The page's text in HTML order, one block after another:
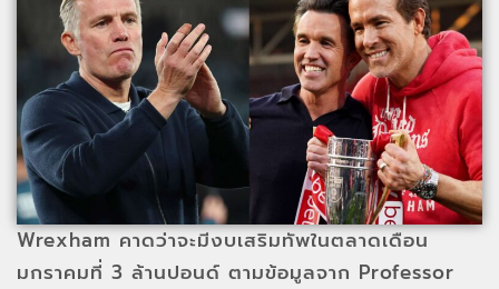
Wrexham คาดว่าจะมีงบเสริมทัพในตลาดเดือน
มกราคมที่ 3 ล้านปอนด์ ตามข้อมูลจาก Professor